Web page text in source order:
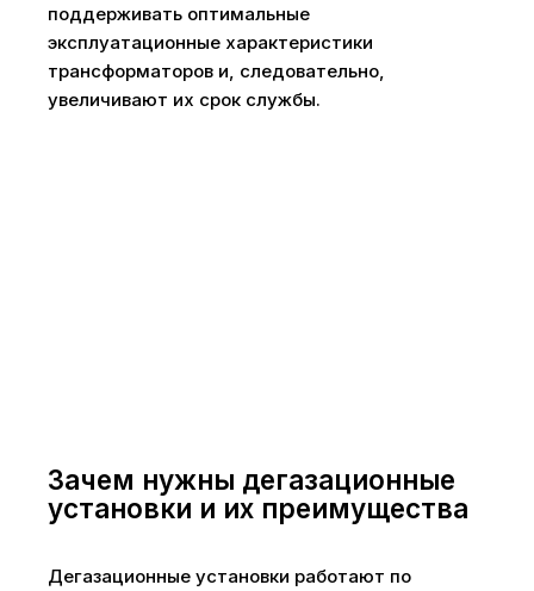
поддерживать оптимальные
эксплуатационные характеристики
трансформаторов и, следовательно,
увеличивают их срок службы.
Зачем нужны дегазационные
установки и их преимущества
Дегазационные установки работают по